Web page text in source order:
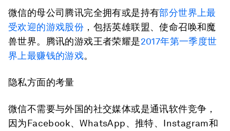
微信的母公司腾讯完全拥有或是持有部分世界上最
受欢迎的游戏股份 ，包括英雄联盟、使命召唤和魔
兽世界。腾讯的游戏王者荣耀是2017年第一季度世
界 上最赚钱的游戏。
隐私方面的考量
微信不需要与外国的社交媒体或是通讯软件竞争，
因为Facebook、WhatsApp、推特、Instagram和